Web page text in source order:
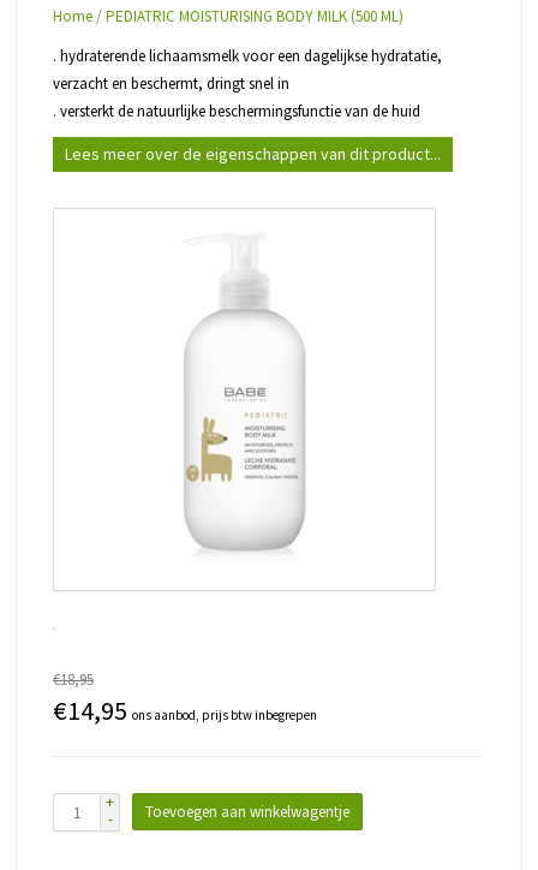
Home /PEDIATRIC MOISTURISING BODY MILK (500 ML)
. hydraterende lichaamsmelk voor een dagelijkse hydratatie,
verzacht en beschermt, dringt snel in
. versterkt de natuurlijke beschermingsfunctie van de huid
Lees meer over de eigenschappen van dit product...
€18,95
€14,95 ons aanbod, prijs btw inbegrepen
+
-
Toevoegen aan winkelwagentje